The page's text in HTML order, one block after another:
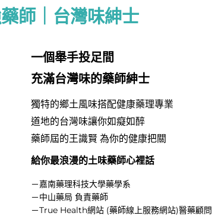
師｜台灣味紳士
一個舉手投足間
充滿台灣味的藥師紳士
獨特的鄉土風味搭配健康藥理專業
道地的台灣味讓你如癡如醉​
藥師屆的王識賢 為你的健康把關​
給你最浪漫的土味藥師心裡話
－嘉南藥理科技大學藥學系
－中山藥局 負責藥師
－True Health網站 (藥師線上服務網站)醫藥顧問